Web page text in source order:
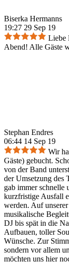
Biserka Hermanns
19:27 29 Sep 19
Liebe
Abend! Alle Gäste
Stephan Endres
06:44 14 Sep 19
Wir
Gäste) gebucht.
von der Band
der Umsetzung des
gab immer schnelle
kurzfristige Ausfall
werden. Auf
musikalische
DJ bis spät in die
Aufbauen, toller
Wünsche. Zur
sondern vor allem
möchten uns hier